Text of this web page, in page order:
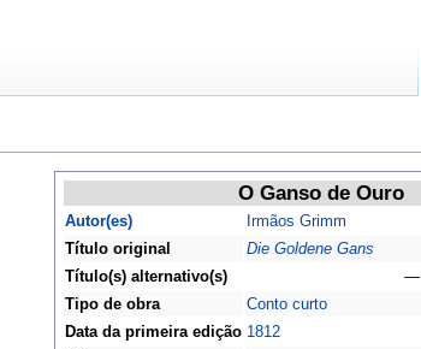
O Ganso de Ouro
Autor(es)
Irmãos Grimm
Título original
Die Goldene Gans
Título(s) alternativo(s)
—
Tipo de obra
Conto curto
Data da primeira edição 1812